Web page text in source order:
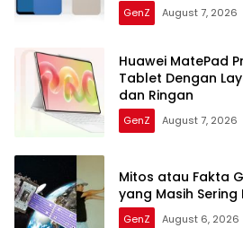
GenZ August 7, 2026
Huawei MatePad
Tablet Dengan
dan Ringan
GenZ August 7, 2026
Mitos atau Fakta
yang Masih
GenZ August 6, 2026